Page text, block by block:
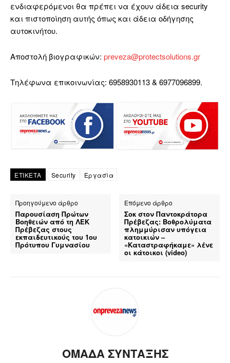
ενδιαφερόμενοι θα πρέπει να έχουν άδεια security
και πιστοποίηση αυτής όπως και άδεια οδήγησης
αυτοκινήτου.
Αποστολή βιογραφικών: preveza@protectsolutions.gr
Τηλέφωνα επικοινωνίας: 6958930113 & 6977096899.
ΕΤΙΚΕΤΑ Security Εργασία
Προηγούμενο άρθρο
Παρουσίαση Πρώτων
Βοηθειών από τη ΛΕΚ
Πρέβεζας στους
εκπαιδευτικούς του 1ου
Πρότυπου Γυμνασίου
Επόμενο άρθρο
Σοκ στον Παντοκράτορα
Πρέβεζας: Βοθρολύματα
πλημμύρισαν υπόγεια
κατοικιών –
«Καταστραφήκαμε» λένε
οι κάτοικοι (video)
ΟΜΑΔΑ ΣΥΝΤΑΞΗΣ